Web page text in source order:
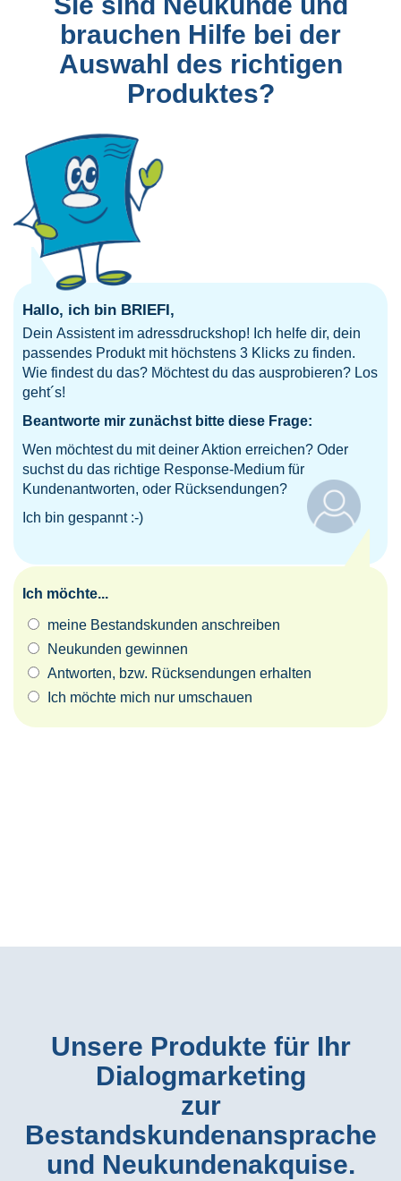
brauchen Hilfe bei der
Auswahl des richtigen
Produktes?
Hallo, ich bin BRIEFI,
Dein Assistent im adressdruckshop! Ich helfe dir, dein
passendes Produkt mit höchstens 3 Klicks zu finden.
Wie findest du das? Möchtest du das ausprobieren? Los
geht´s!
Beantworte mir zunächst bitte diese Frage:
Wen möchtest du mit deiner Aktion erreichen? Oder
suchst du das richtige Response-Medium für
Kundenantworten, oder Rücksendungen?
Ich bin gespannt :-)
Ich möchte...
meine Bestandskunden anschreiben
Neukunden gewinnen
Antworten, bzw. Rücksendungen erhalten
Ich möchte mich nur umschauen
Unsere Produkte für Ihr
Dialogmarketing
zur
Bestandskundenansprache
und Neukundenakquise.